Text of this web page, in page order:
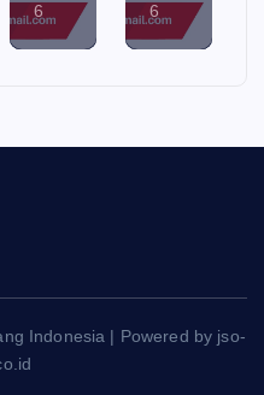
6 6
Indonesia | Powered by jso-